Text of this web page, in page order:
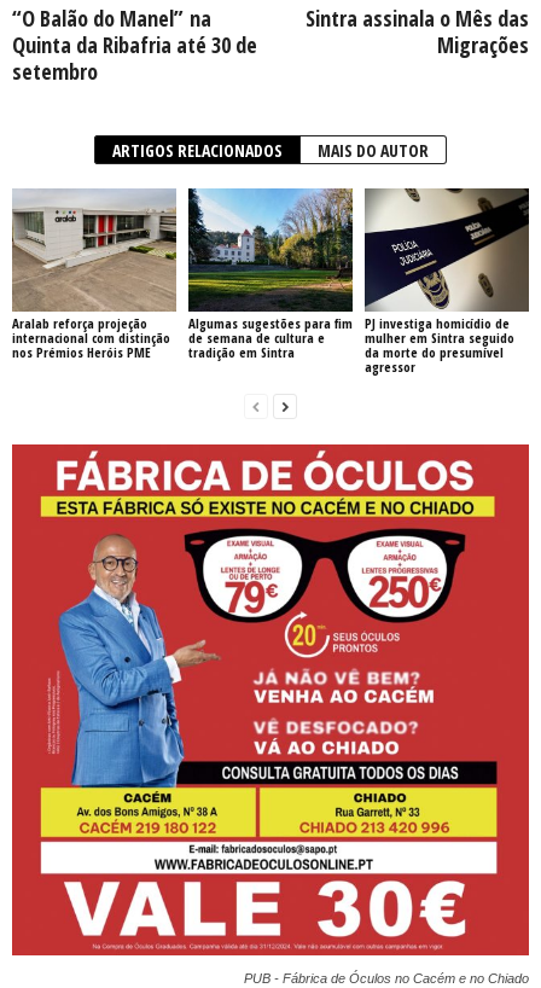
“O Balão do Manel” na
Quinta da Ribafria até 30 de
setembro
Sintra assinala o Mês das
Migrações
ARTIGOS RELACIONADOS MAIS DO AUTOR
Aralab reforça projeção
internacional com distinção
nos Prémios Heróis PME
Algumas sugestões para fim
de semana de cultura e
tradição em Sintra
PJ investiga homicídio de
mulher em Sintra seguido
da morte do presumível
agressor
PUB - Fábrica de Óculos no Cacém e no Chiado